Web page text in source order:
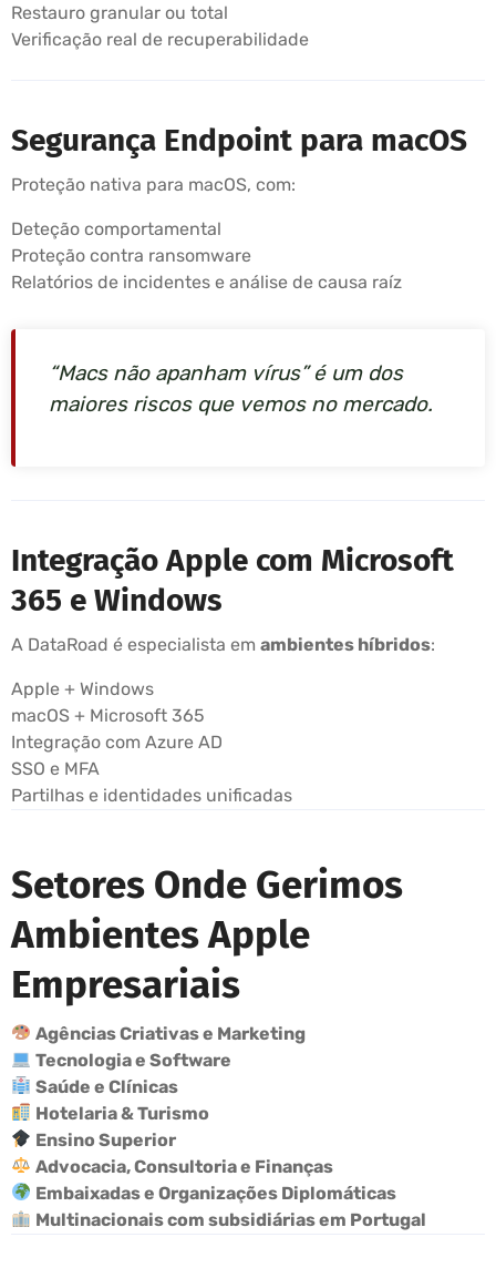
Restauro granular ou total
Verificação real de recuperabilidade
Segurança Endpoint para macOS
Proteção nativa para macOS, com:
Deteção comportamental
Proteção contra ransomware
Relatórios de incidentes e análise de causa raíz
“Macs não apanham vírus” é um dos
maiores riscos que vemos no mercado.
Integração Apple com Microsoft
365 e Windows
A DataRoad é especialista em ambientes híbridos:
Apple + Windows
macOS + Microsoft 365
Integração com Azure AD
SSO e MFA
Partilhas e identidades unificadas
Setores Onde Gerimos
Ambientes Apple
Empresariais
Agências Criativas e Marketing
Tecnologia e Software
Saúde e Clínicas
Hotelaria & Turismo
Ensino Superior
Advocacia, Consultoria e Finanças
Embaixadas e Organizações Diplomáticas
Multinacionais com subsidiárias em Portugal